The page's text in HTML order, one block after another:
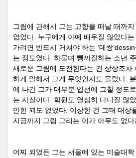
그림에 관해서 그는 고향을 떠날 때까
없었다. 누구에게 아예 배우질 않았다
가려면 반드시 거쳐야 하는 ‘데쌍’dessin
는 정도였다. 하물며 뼁끼질하는 소년
새로운 그림에 도전한다는 건 상상조차
하게 말해서 그게 무엇인지도 몰랐다.
에 나간 그가 대부분 입선에 그칠 정도
는 사실이다. 학원도 열심히 다니질 않
만한 꾀도 없었다. 이상한 건 그때 대상
지금까지 그림 그리는 이가 아무도 없
어찌 되었든 그는 서울에 있는 미술대